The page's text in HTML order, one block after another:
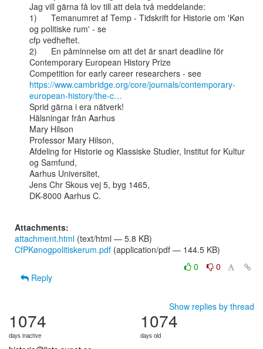
Jag vill gärna få lov till att dela två meddelande:
1)      Temanumret af Temp - Tidskrift for Historie om 'Køn
og politiske rum' - se
cfp vedheftet.
2)      En påminnelse om att det är snart deadline för
Contemporary European History Prize
https://www.cambridge.org/core/journals/contemporary-
european-history/the-c…
Sprid gärna i era nätverk!
Hälsningar från Aarhus
Mary Hilson
Professor Mary Hilson,
Afdeling for Historie og Klassiske Studier, Institut for Kultur
og Samfund,
Aarhus Universitet,
Jens Chr Skous vej 5, byg 1465,
DK-8000 Aarhus C.
Attachments:
attachment.html (text/html — 5.8 KB)
CfPKønogpolitiskerum.pdf (application/pdf — 144.5 KB)
0
0
Reply
Show replies by thread
1074
days inactive
1074
days old